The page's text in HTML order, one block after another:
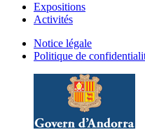
Expositions
Activités
Notice légale
Politique de